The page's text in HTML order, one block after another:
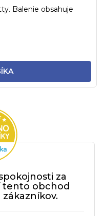
Balenie obsahuje
za
tento obchod